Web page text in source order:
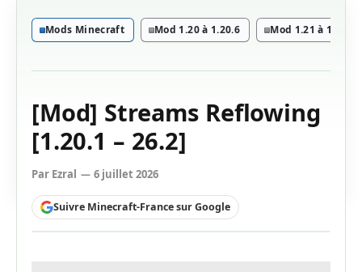
Mods Minecraft Mod 1.20 à 1.20.6 Mod 1.21 à 1.21.11
[Mod] Streams Reflowing
[1.20.1 – 26.2]
Par Ezral 6 juillet 2026
Suivre Minecraft-France sur Google